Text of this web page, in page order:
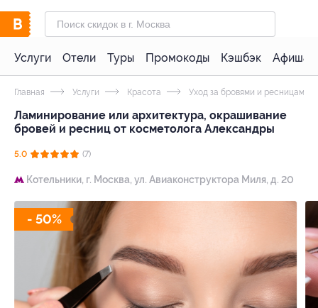
Услуги Отели Туры Промокоды Кэшбэк Афиша
Главная Услуги Красота Уход за бровями и ресницами
Ламинирование или архитектура, окрашивание
бровей и ресниц от косметолога Александры
5.0 (7)
Котельники, г. Москва, ул. Авиаконструктора Миля, д. 20
- 50%